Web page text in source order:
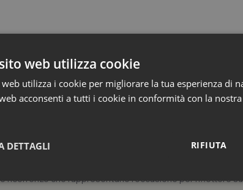
e Asl
Scienza dello Spallanzani: capire la
e trent'anni dal riconoscimento come Istituto di
ricorrenze che rappresentano l'occasione per riflettere
web utilizza cookie
utilizza i cookie per migliorare la tua esperienza di
acconsenti a tutti i cookie in conformità con la
RIFIUTA
DETTAGLI
Necessari Statistici